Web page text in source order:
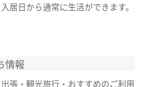
居日から通常に生活ができます。
情報
張・観光旅行・おすすめのご利用